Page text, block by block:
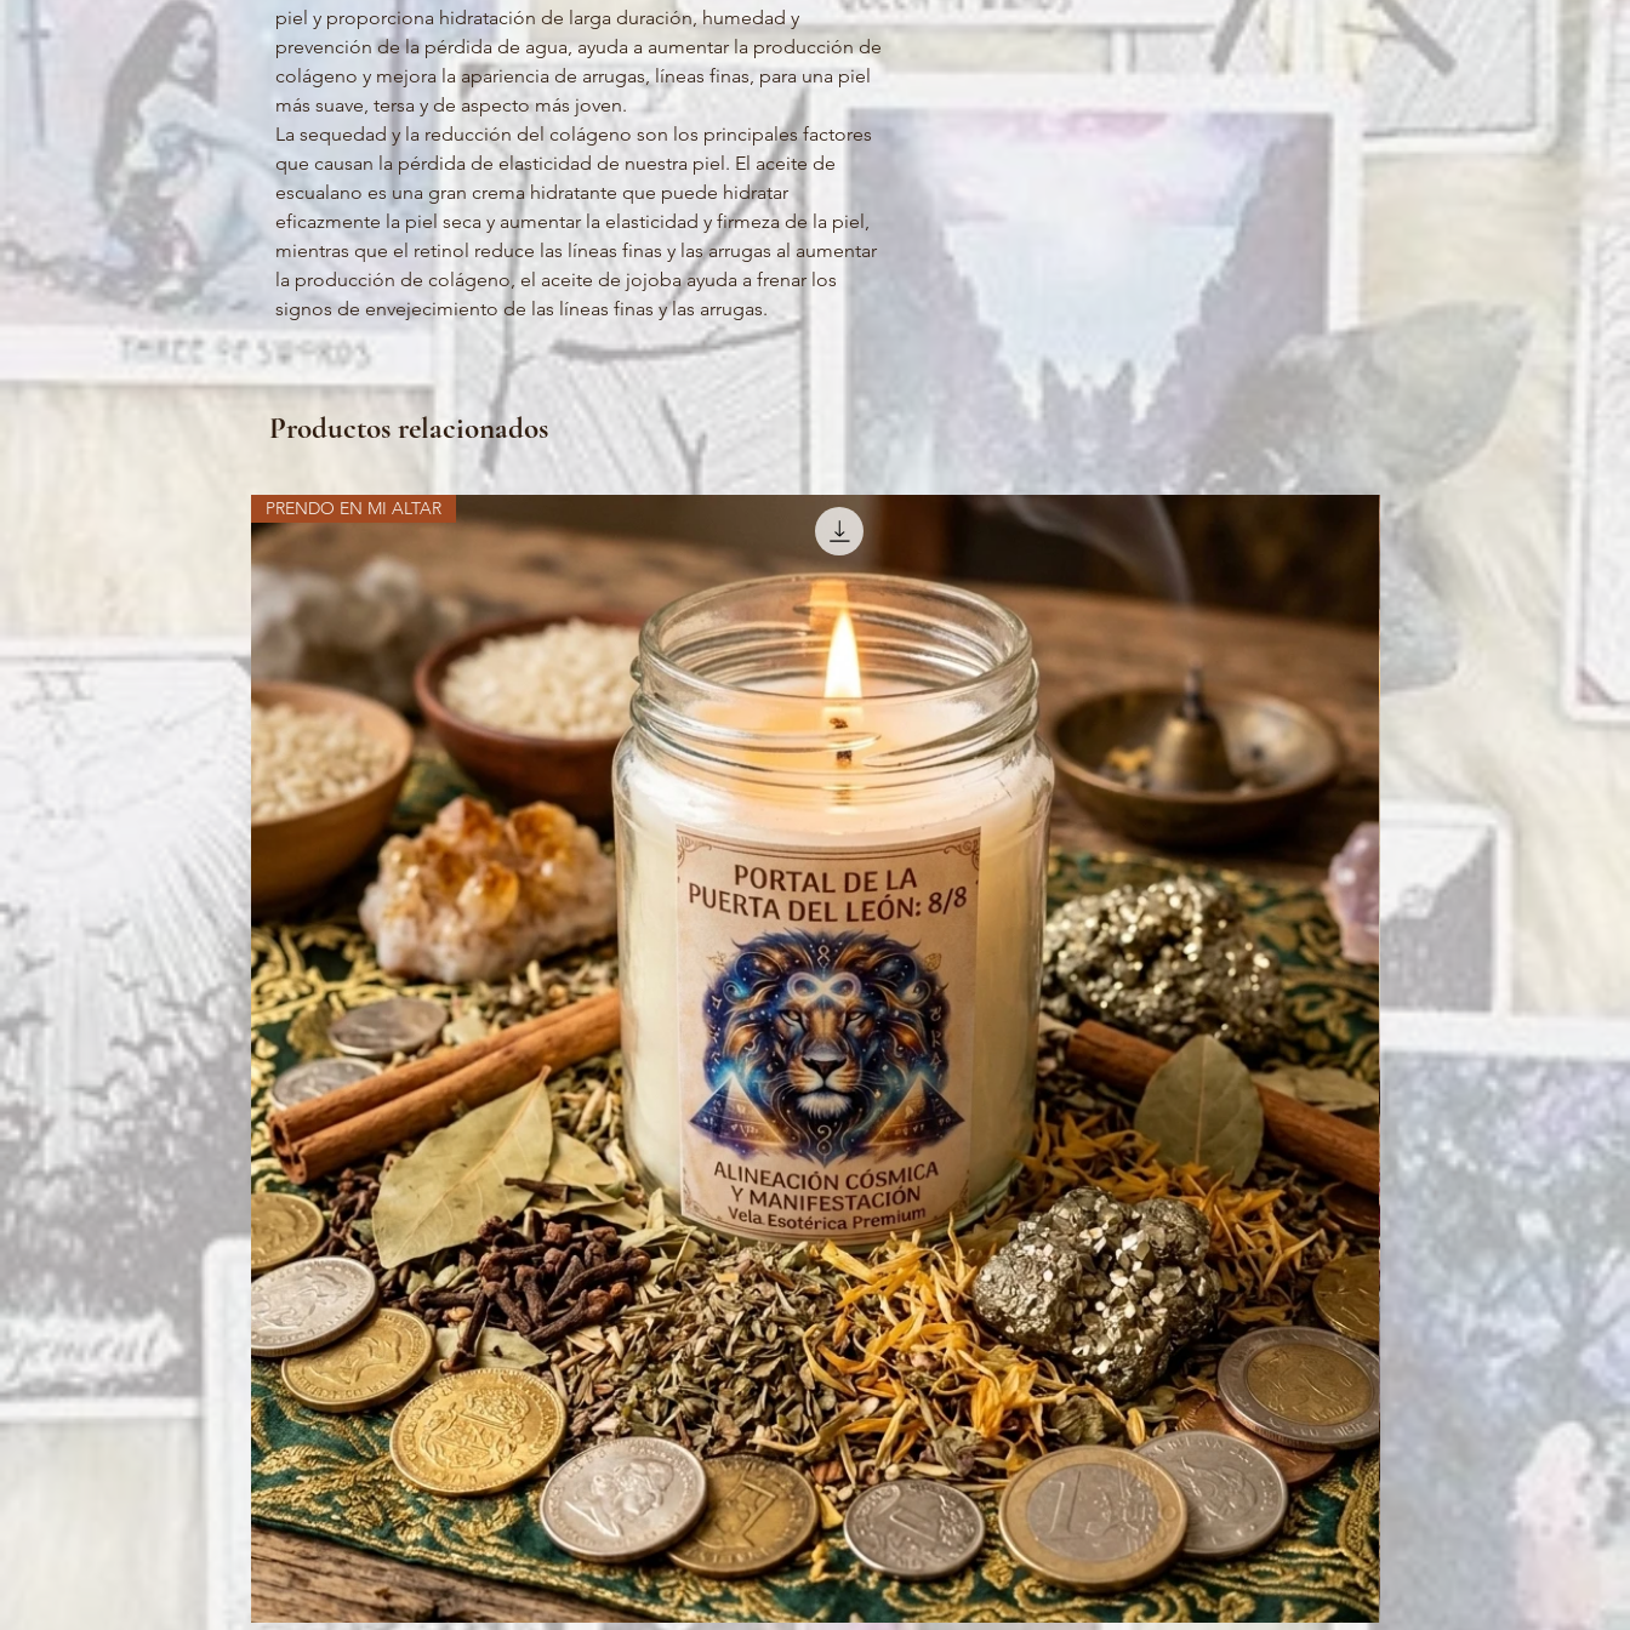
piel y proporciona hidratación de larga duración, humedad y
prevención de la pérdida de agua, ayuda a aumentar la producción de
colágeno y mejora la apariencia de arrugas, líneas finas, para una piel
más suave, tersa y de aspecto más joven.
La sequedad y la reducción del colágeno son los principales factores
que causan la pérdida de elasticidad de nuestra piel. El aceite de
escualano es una gran crema hidratante que puede hidratar
eficazmente la piel seca y aumentar la elasticidad y firmeza de la piel,
mientras que el retinol reduce las líneas finas y las arrugas al aumentar
la producción de colágeno, el aceite de jojoba ayuda a frenar los
signos de envejecimiento de las líneas finas y las arrugas.
Productos relacionados
PRENDO EN MI ALTAR